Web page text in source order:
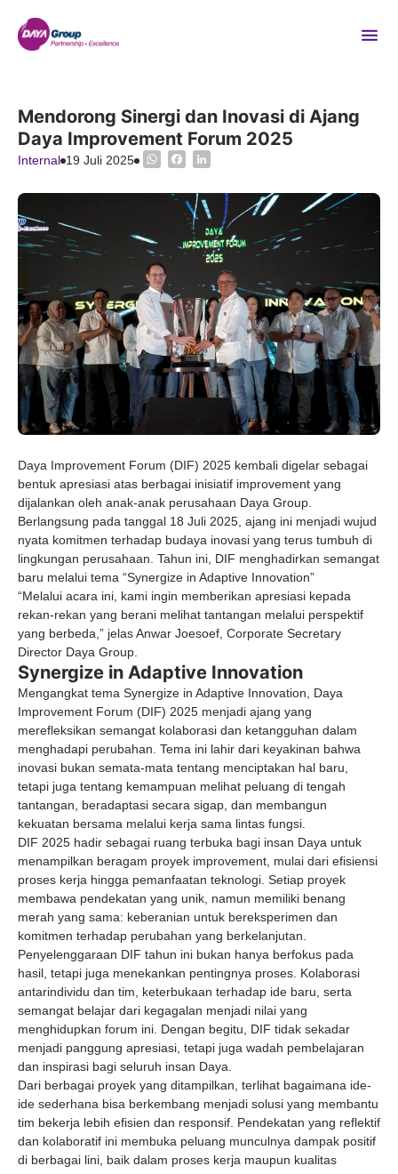
Mendorong Sinergi dan Inovasi di Ajang
Daya Improvement Forum 2025
Internal 19 Juli 2025 WhatsApp
Facebook
Daya Improvement Forum (DIF) 2025 kembali digelar sebagai
bentuk apresiasi atas berbagai inisiatif improvement yang
dijalankan oleh anak-anak perusahaan Daya Group.
Berlangsung pada tanggal 18 Juli 2025, ajang ini menjadi wujud
nyata komitmen terhadap budaya inovasi yang terus tumbuh di
lingkungan perusahaan. Tahun ini, DIF menghadirkan semangat
baru melalui tema “Synergize in Adaptive Innovation”
“Melalui acara ini, kami ingin memberikan apresiasi kepada
rekan-rekan yang berani melihat tantangan melalui perspektif
yang berbeda,” jelas Anwar Joesoef, Corporate Secretary
Director Daya Group.
Synergize in Adaptive Innovation
Mengangkat tema Synergize in Adaptive Innovation, Daya
Improvement Forum (DIF) 2025 menjadi ajang yang
merefleksikan semangat kolaborasi dan ketangguhan dalam
menghadapi perubahan. Tema ini lahir dari keyakinan bahwa
inovasi bukan semata-mata tentang menciptakan hal baru,
tetapi juga tentang kemampuan melihat peluang di tengah
tantangan, beradaptasi secara sigap, dan membangun
kekuatan bersama melalui kerja sama lintas fungsi.
DIF 2025 hadir sebagai ruang terbuka bagi insan Daya untuk
menampilkan beragam proyek improvement, mulai dari efisiensi
proses kerja hingga pemanfaatan teknologi. Setiap proyek
membawa pendekatan yang unik, namun memiliki benang
merah yang sama: keberanian untuk bereksperimen dan
komitmen terhadap perubahan yang berkelanjutan.
Penyelenggaraan DIF tahun ini bukan hanya berfokus pada
hasil, tetapi juga menekankan pentingnya proses. Kolaborasi
antarindividu dan tim, keterbukaan terhadap ide baru, serta
semangat belajar dari kegagalan menjadi nilai yang
menghidupkan forum ini. Dengan begitu, DIF tidak sekadar
menjadi panggung apresiasi, tetapi juga wadah pembelajaran
dan inspirasi bagi seluruh insan Daya.
Dari berbagai proyek yang ditampilkan, terlihat bagaimana ide-
ide sederhana bisa berkembang menjadi solusi yang membantu
tim bekerja lebih efisien dan responsif. Pendekatan yang reflektif
dan kolaboratif ini membuka peluang munculnya dampak positif
di berbagai lini, baik dalam proses kerja maupun kualitas